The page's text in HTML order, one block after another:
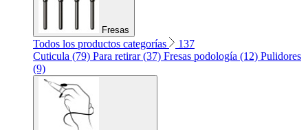
Fresas
Todos los productos categorías
137
Cuticula (79) Para retirar (37) Fresas podología (12) Pulidores
(9)